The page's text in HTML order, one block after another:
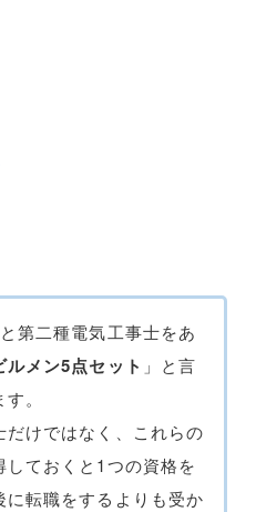
第二種電気工事士をあ
ルメン5点セット 」と言
。
だけではなく、これらの
しておくと1つの資格を
に転職をするよりも受か